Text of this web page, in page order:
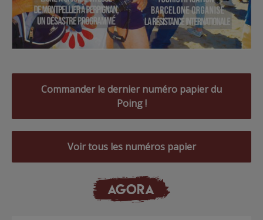
Commander le dernier numéro papier du
Poing !
Voir tous les numéros papier
AGORA